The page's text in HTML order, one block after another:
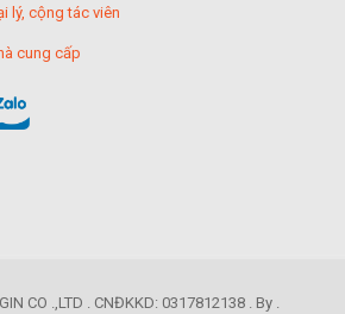
lý, cộng tác viên
cung cấp
CO .,LTD . CNĐKKD: 0317812138 . By .